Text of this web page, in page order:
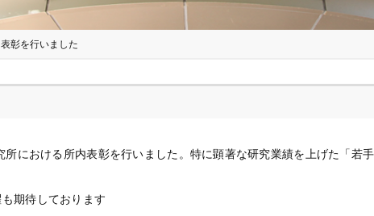
彰を行いました
における所内表彰を行いました。特に顕著な研究業績を上げた「若
期待しております